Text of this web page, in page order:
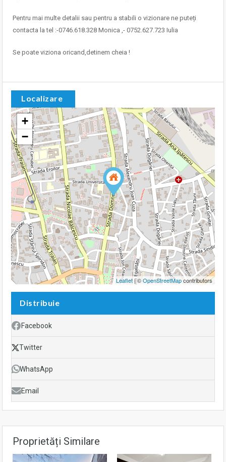
Pentru mai multe detalii sau pentru a stabili o vizionare ne puteți
contacta la tel :-0746.618.328 Monica ,- 0752.627.723 Iulia
Se poate viziona oricand,detinem cheia !
Localizare
+
−
Leaflet| ©OpenStreetMapcontributors
Distribuie
Facebook
Twitter
WhatsApp
Email
Proprietăți Similare